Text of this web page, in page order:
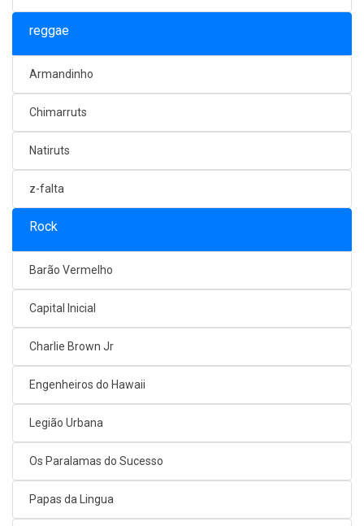
reggae
Armandinho
Chimarruts
Natiruts
z-falta
Rock
Barão Vermelho
Capital Inicial
Charlie Brown Jr
Engenheiros do Hawaii
Legião Urbana
Os Paralamas do Sucesso
Papas da Lingua